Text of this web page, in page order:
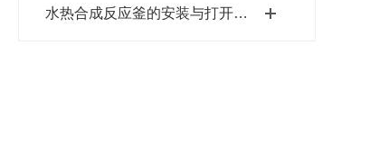
水热合成反应釜的安装与打开都是有技巧的